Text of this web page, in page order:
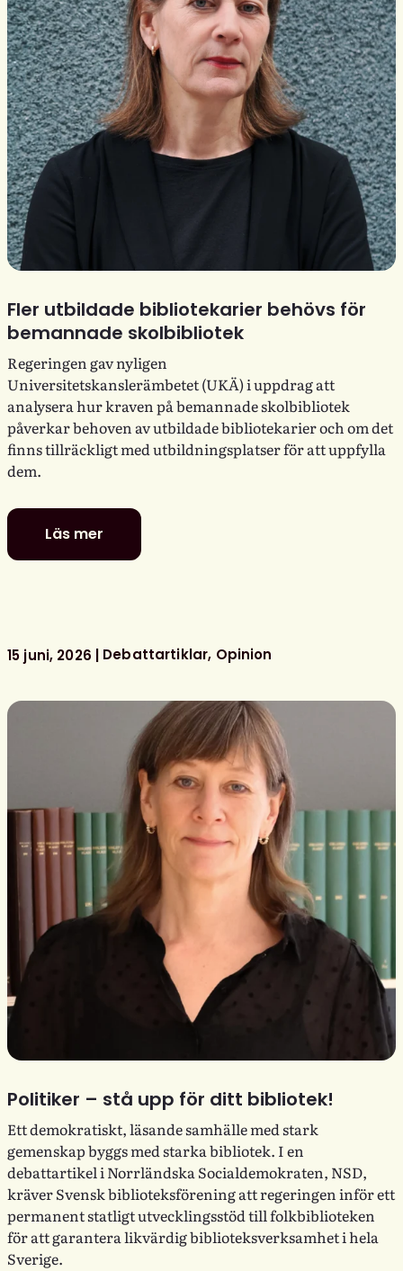
Fler utbildade bibliotekarier behövs för
bemannade skolbibliotek
Regeringen gav nyligen
Universitetskanslerämbetet (UKÄ) i uppdrag att
analysera hur kraven på bemannade skolbibliotek
påverkar behoven av utbildade bibliotekarier och om det
finns tillräckligt med utbildningsplatser för att uppfylla
dem.
Läs mer
Fler
utbildade
bemannade
15 juni, 2026 Debattartiklar Opinion
Politiker – stå upp för ditt bibliotek!
Ett demokratiskt, läsande samhälle med stark
gemenskap byggs med starka bibliotek. I en
debattartikel i Norrländska Socialdemokraten, NSD,
kräver Svensk biblioteksförening att regeringen inför ett
permanent statligt utvecklingsstöd till folkbiblioteken
för att garantera likvärdig biblioteksverksamhet i hela
Sverige.